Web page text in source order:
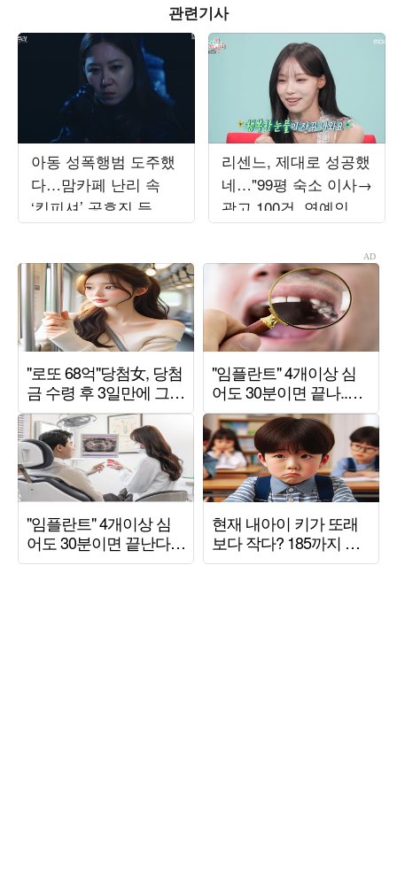
관련기사
아동 성폭행범 도주했
다…맘카페 난리 속
‘킹피셔’ 공효진 등판
(‘유부녀 킬러’)
리센느, 제대로 성공했
네…"99평 숙소 이사→
광고 100건, 연예인병
경계" ('전참시')